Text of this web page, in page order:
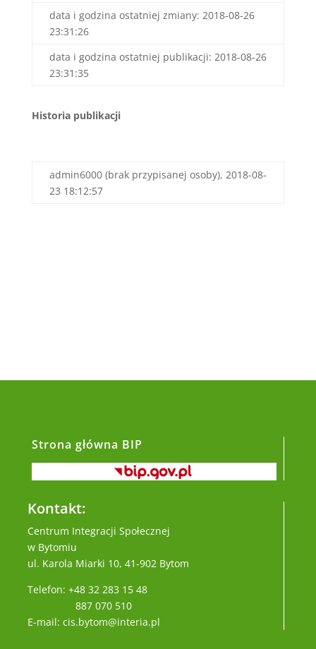
data i godzina ostatniej zmiany: 2018-08-26
23:31:26
data i godzina ostatniej publikacji: 2018-08-26
23:31:35
Historia publikacji
admin6000 (brak przypisanej osoby), 2018-08-
23 18:12:57
Strona główna BIP
Kontakt:
Centrum Integracji Społecznej
w Bytomiu
ul. Karola Miarki 10, 41-902 Bytom
Telefon: +48 32 283 15 48
887 070 510
E-mail: cis.bytom@interia.pl